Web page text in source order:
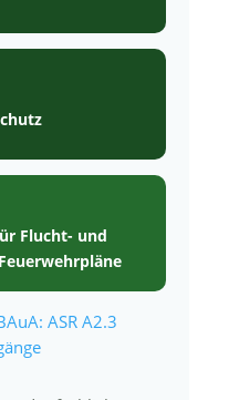
Flucht- und
ASR A2.3